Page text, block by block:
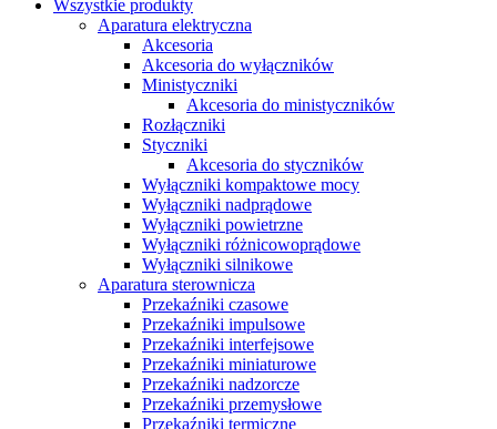
Wszystkie produkty
Aparatura elektryczna
Akcesoria
Akcesoria do wyłączników
Ministyczniki
Akcesoria do ministyczników
Rozłączniki
Styczniki
Akcesoria do styczników
Wyłączniki kompaktowe mocy
Wyłączniki nadprądowe
Wyłączniki powietrzne
Wyłączniki różnicowoprądowe
Wyłączniki silnikowe
Aparatura sterownicza
Przekaźniki czasowe
Przekaźniki impulsowe
Przekaźniki interfejsowe
Przekaźniki miniaturowe
Przekaźniki nadzorcze
Przekaźniki przemysłowe
Przekaźniki termiczne